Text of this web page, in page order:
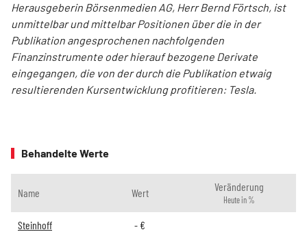
Herausgeberin Börsenmedien AG, Herr Bernd Förtsch, ist
unmittelbar und mittelbar Positionen über die in der
Publikation angesprochenen nachfolgenden
Finanzinstrumente oder hierauf bezogene Derivate
eingegangen, die von der durch die Publikation etwaig
resultierenden Kursentwicklung profitieren: Tesla.
Behandelte Werte
Name Wert Veränderung
Heute in %
Steinhoff - €